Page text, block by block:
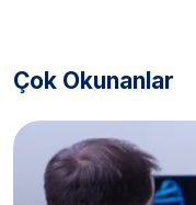
Çok Okunanlar